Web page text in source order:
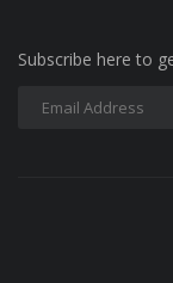
Subscribe here to